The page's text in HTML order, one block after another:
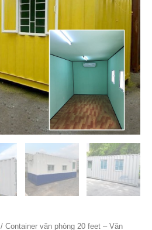
/ Container văn phòng 20 feet – Văn